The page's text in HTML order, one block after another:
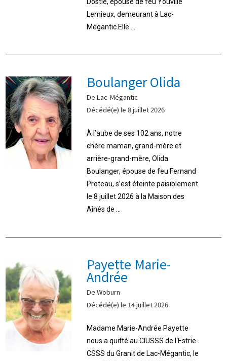
Lemieux, demeurant à Lac-
Mégantic.Elle ...
Boulanger Olida
De Lac-Mégantic
Décédé(e) le 8 juillet 2026
À l’aube de ses 102 ans, notre
chère maman, grand-mère et
arrière-grand-mère, Olida
Boulanger, épouse de feu Fernand
Proteau, s’est éteinte paisiblement
le 8 juillet 2026 à la Maison des
Aînés de ...
Payette Marie-
Andrée
De Woburn
Décédé(e) le 14 juillet 2026
Madame Marie-Andrée Payette
nous a quitté au CIUSSS de l‘Estrie
CSSS du Granit de Lac-Mégantic, le